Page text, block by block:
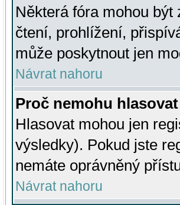
Některá fóra mohou
čtení, prohlížení,
může poskytnout jen
Návrat nahoru
Proč nemohu
Hlasovat mohou jen
výsledky). Pokud jste
nemáte oprávněný
Návrat nahoru